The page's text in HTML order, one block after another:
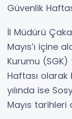
Güvenlik
İl Müdürü
Mayıs’ı içine
Kurumu
Haftası olarak
yılında ise
Mayıs tarihleri